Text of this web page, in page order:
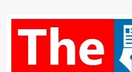
content